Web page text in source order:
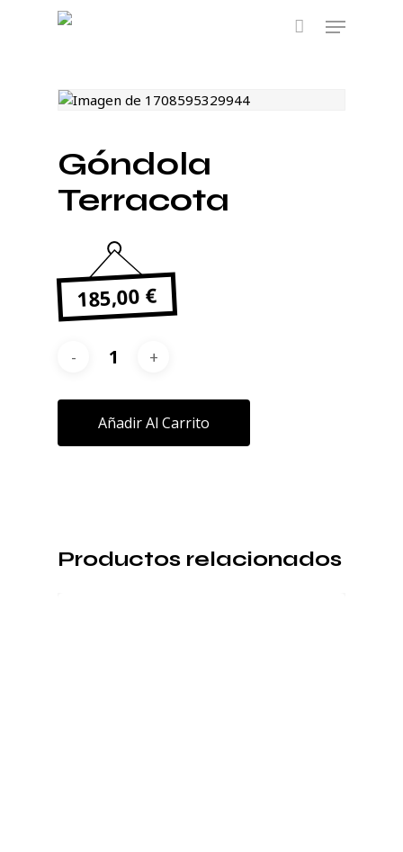
Menu
Góndola
Terracota
185,00€
Añadir Al Carrito
Productos relacionados